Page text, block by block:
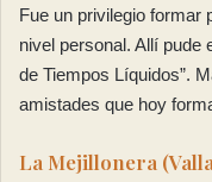
Fue un privilegio formar
nivel personal. Allí pude
de Tiempos Líquidos”.
amistades que hoy
La Mejillonera